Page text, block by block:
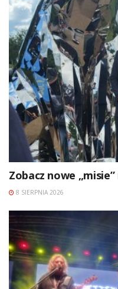
Zobacz nowe
8 SIERPNIA 2026